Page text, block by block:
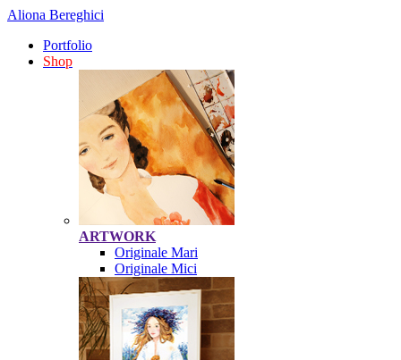
Aliona Bereghici
Portfolio
Shop
ARTWORK
Originale Mari
Originale Mici